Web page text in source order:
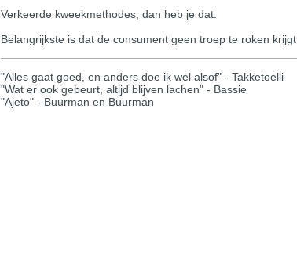
Verkeerde kweekmethodes, dan heb je dat.
Belangrijkste is dat de consument geen troep te roken krijgt
"Alles gaat goed, en anders doe ik wel alsof" - Takketoelli
"Wat er ook gebeurt, altijd blijven lachen" - Bassie
"Ajeto" - Buurman en Buurman